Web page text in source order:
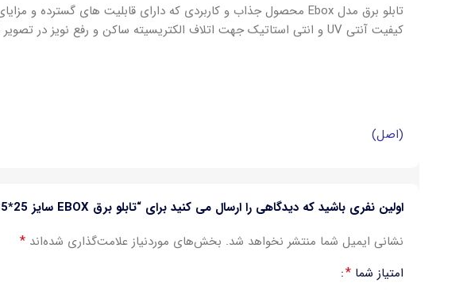
کیفیت آنتی UV و انتی استاتیک جهت اتلاف الکتریسیته ساکن و رفع نویز در تصویر دوربین مدار بسته است.
(اصل)
اولین نفری باشید که دیدگاهی را ارسال می کنید برای “تابلو برق EBOX سایز 25*35 سفید”
نشانی ایمیل شما منتشر نخواهد شد. بخش‌های موردنیاز علامت‌گذاری شده‌اند *
امتیاز شما *